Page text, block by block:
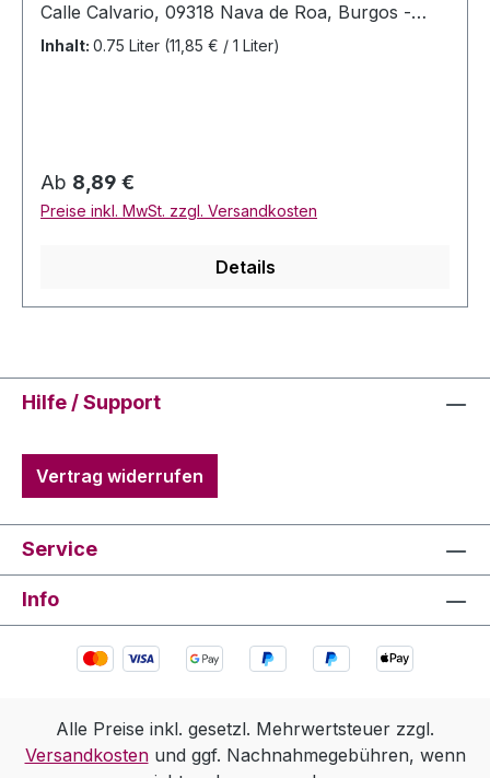
Calle Calvario, 09318 Nava de Roa, Burgos -
Spanien Allergenhinweis: enthält Sulfite
Inhalt: 0.75 Liter (11,85 € / 1 Liter)
Regulärer Preis:
Ab 8,89 €
Preise inkl. MwSt. zzgl. Versandkosten
Details
Hilfe / Support
Vertrag widerrufen
Service
Info
Alle Preise inkl. gesetzl. Mehrwertsteuer zzgl.
Versandkostenund ggf. Nachnahmegebühren, wenn